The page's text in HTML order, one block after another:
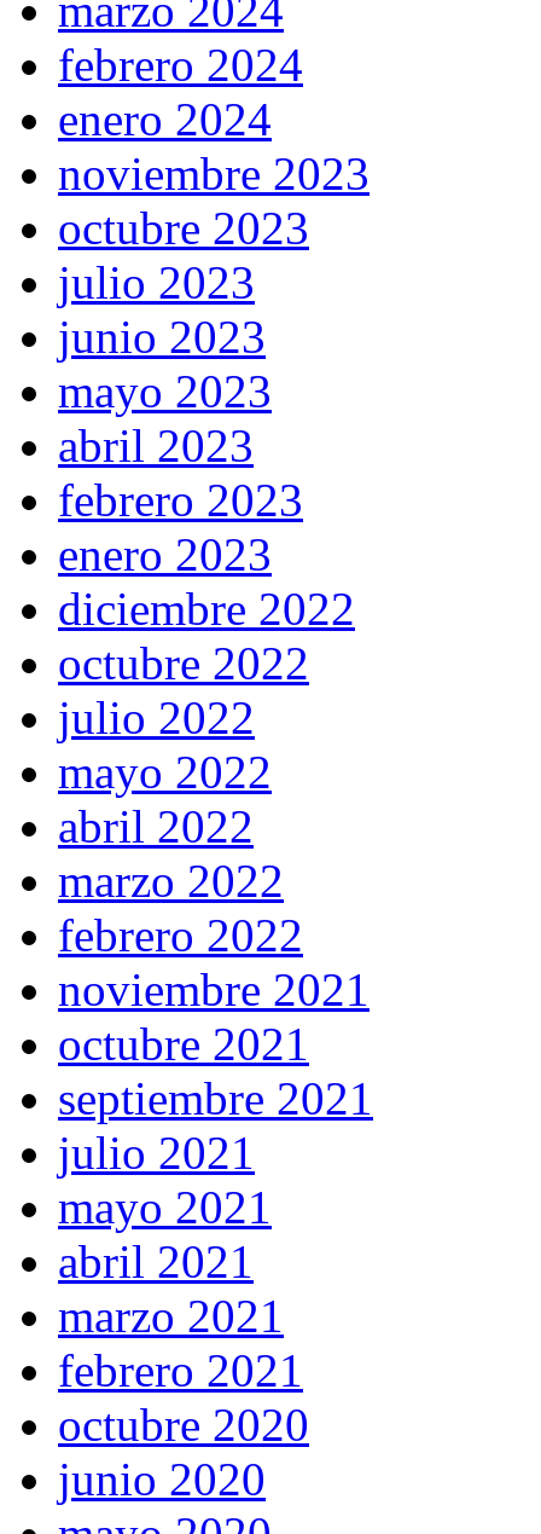
febrero 2024
enero 2024
noviembre 2023
octubre 2023
julio 2023
junio 2023
mayo 2023
abril 2023
febrero 2023
enero 2023
diciembre 2022
octubre 2022
julio 2022
mayo 2022
abril 2022
marzo 2022
febrero 2022
noviembre 2021
octubre 2021
septiembre 2021
julio 2021
mayo 2021
abril 2021
marzo 2021
febrero 2021
octubre 2020
junio 2020